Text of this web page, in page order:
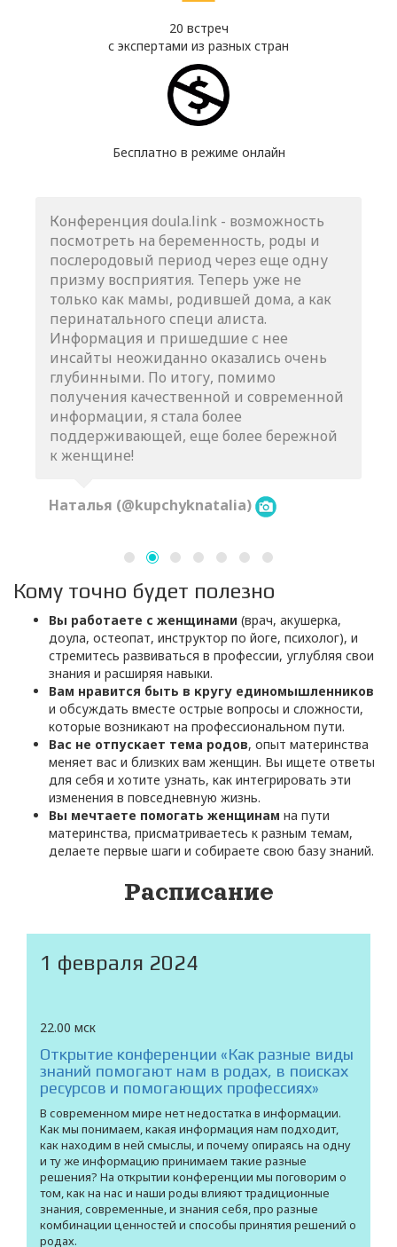
20 встреч
с экспертами из разных стран
Бесплатно в режиме онлайн
Конференция doula.link - возможность
посмотреть на беременность, роды и
послеродовый период через еще одну
призму восприятия. Теперь уже не
только как мамы, родившей дома, а как
перинатального специ алиста.
Информация и пришедшие с нее
инсайты неожиданно оказались очень
глубинными. По итогу, помимо
получения качественной и современной
информации, я стала более
поддерживающей, еще более бережной
к женщине!
Наталья (@kupchyknatalia)
Кому точно будет полезно
Вы работаете с женщинами (врач, акушерка,
доула, остеопат, инструктор по йоге, психолог), и
стремитесь развиваться в профессии, углубляя свои
знания и расширяя навыки.
Вам нравится быть в кругу единомышленников
и обсуждать вместе острые вопросы и сложности,
которые возникают на профессиональном пути.
Вас не отпускает тема родов, опыт материнства
меняет вас и близких вам женщин. Вы ищете ответы
для себя и хотите узнать, как интегрировать эти
изменения в повседневную жизнь.
Вы мечтаете помогать женщинам на пути
материнства, присматриваетесь к разным темам,
делаете первые шаги и собираете свою базу знаний.
Расписание
1 февраля 2024
22.00 мск
Открытие конференции «Как разные виды
знаний помогают нам в родах, в поисках
ресурсов и помогающих профессиях»
В современном мире нет недостатка в информации.
Как мы понимаем, какая информация нам подходит,
как находим в ней смыслы, и почему опираясь на одну
и ту же информацию принимаем такие разные
решения? На открытии конференции мы поговорим о
том, как на нас и наши роды влияют традиционные
знания, современные, и знания себя, про разные
комбинации ценностей и способы принятия решений о
родах.